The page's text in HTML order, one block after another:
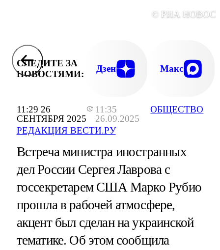
11:29 26
СЕНТЯБРЯ 2025
11:35
26.09.2025
РЕДАКЦИЯ ВЕСТИ.РУ
ОБЩЕСТВО
© РИА
СЛЕДИТЕ ЗА
НОВОСТЯМИ:
Дзен Макс
Встреча министра иностранных
дел России Сергея Лаврова с
госсекретарем США Марко Рубио
прошла в рабочей атмосфере,
акцент был сделан на украинской
тематике. Об этом сообщила